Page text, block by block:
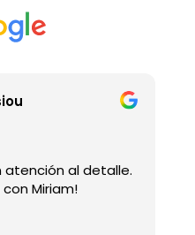
al detalle.
Miriam!